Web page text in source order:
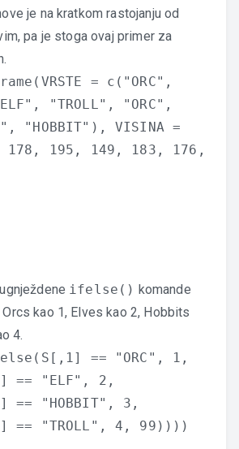
je na kratkom rastojanju od
pa je stoga ovaj primer za
= c("ORC",
"TROLL", "ORC",
"HOBBIT"), VISINA =
178, 195, 149, 183, 176,
ifelse() komande
kao 1, Elves kao 2, Hobbits
4.
== "ORC", 1,
== "ELF", 2,
"HOBBIT", 3,
== "TROLL", 4, 99))))